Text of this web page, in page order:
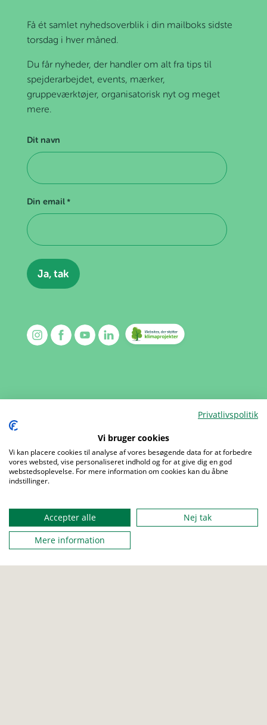
Få ét samlet nyhedsoverblik i din mailboks sidste
torsdag i hver måned.
Du får nyheder, der handler om alt fra tips til
spejderarbejdet, events, mærker,
gruppeværktøjer, organisatorisk nyt og meget
mere.
Dit navn
Din email *
Udgivelser
Love og regler
Privatlivspolitik
Presse
Job
Sites
Privatlivspolitik
Vi bruger cookies
Vi kan placere cookies til analyse af vores besøgende data for at forbedre
vores websted, vise personaliseret indhold og for at give dig en god
webstedsoplevelse. For mere information om cookies kan du åbne
indstillinger.
Accepter alle
Nej tak
Mere information